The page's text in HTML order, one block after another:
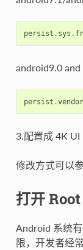
persist . sys .
android9.0
persist .vendor
3.配置成 4K UI
修改方式可以
打开
Android 系统
限，开发者经